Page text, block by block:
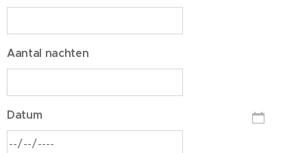
Aantal nachten
Datum